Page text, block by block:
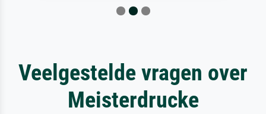
Veelgestelde vragen over
Meisterdrucke